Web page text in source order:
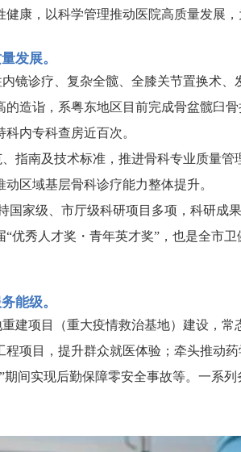
康，以科学管理推动医院高质量发展
发展。
镜诊疗、复杂全髋、全膝关节置换术、
造诣，系粤东地区目前完成骨盆髋臼
内专科查房近百次。
指南及技术标准，推进骨科专业质量
区域基层骨科诊疗能力整体提升。
家级、市厅级科研项目多项，科研成
秀人才奖・青年英才奖”，也是全市卫
能级。
建项目（重大疫情救治基地）建设，常
项目，提升群众就医体验；牵头推动
间实现后勤保障零安全事故等。一系